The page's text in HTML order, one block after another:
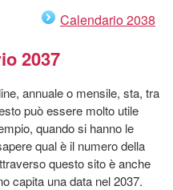
Calendario 2038
2037
annuale o mensile, sta, tra
può essere molto utile
quando si hanno le
qual è il numero della
questo sito è anche
capita una data nel 2037.